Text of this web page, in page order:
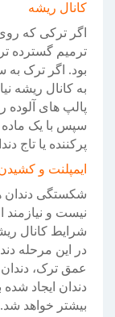
کانال ریشه
اگر ترکی که
ترمیم گسترده
بود. اگر ترک
به کانال ریشه
پالپ های آلوده
سپس با یک ماده
پرکننده یا تاج
ایمپلنت و
شکستگی دندان
نیست و نیازمند
شرایط کانال
در این مرحله
عمق ترک،
دندان ایجاد
بیشتر خواهد